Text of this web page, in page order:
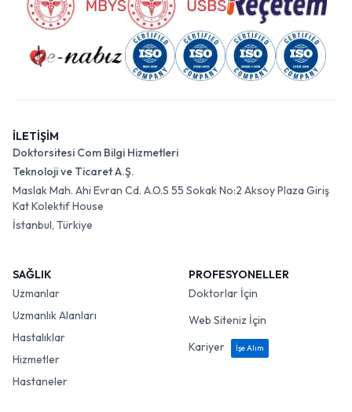
İLETİŞİM
Doktorsitesi Com Bilgi Hizmetleri
Teknoloji ve Ticaret A.Ş.
Maslak Mah. Ahi Evran Cd. A.O.S 55 Sokak No:2 Aksoy Plaza Giriş
Kat Kolektif House
İstanbul, Türkiye
SAĞLIK
Uzmanlar
Uzmanlık Alanları
Hastalıklar
Hizmetler
Hastaneler
PROFESYONELLER
Doktorlar İçin
Web Siteniz İçin
Kariyer
İşe Alım